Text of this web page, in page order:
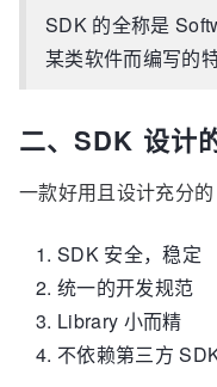
SDK 的全称是
某类软件而编写的
二、SDK 设计
一款好用且设计充分
SDK 安全，稳定
统一的开发规范
Library 小而精
不依赖第三方